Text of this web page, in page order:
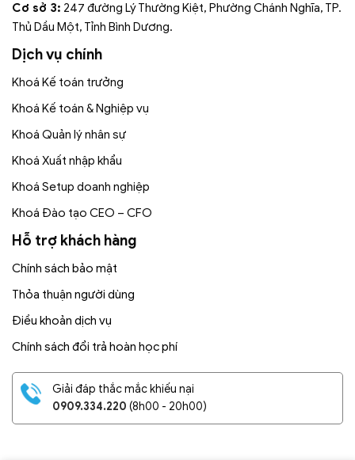
Cơ sở 3: 247 đường Lý Thường Kiệt, Phường Chánh Nghĩa, TP.
Thủ Dầu Một, Tỉnh Bình Dương.
Dịch vụ chính
Khoá Kế toán trưởng
Khoá Kế toán & Nghiệp vụ
Khoá Quản lý nhân sự
Khoá Xuất nhập khẩu
Khoá Setup doanh nghiệp
Khoá Đào tạo CEO – CFO
Hỗ trợ khách hàng
Chính sách bảo mật
Thỏa thuận người dùng
Điều khoản dịch vụ
Chính sách đổi trả hoàn học phí
Giải đáp thắc mắc khiếu nại
0909.334.220 (8h00 - 20h00)